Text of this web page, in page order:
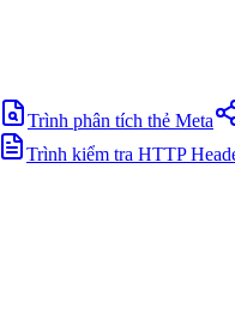
Trình phân tích thẻ Meta
Trình kiểm tra HTTP